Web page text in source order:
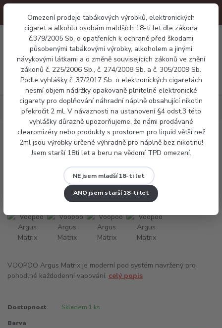
Omezení prodeje tabákových výrobků, elektronických
cigaret a alkohlu osobám maldších 18-ti let dle zákona
č.379/2005 Sb. o opatřeních k ochraně před škodami
působenými tabákovými výrobky, alkoholem a jinými
návykovými látkami a o změně souvisejících zákonů ve znění
zákonů č. 225/2006 Sb., č. 274/2008 Sb. a č. 305/2009 Sb.
Podle vyhlášky č. 37/2017 Sb. o elektronických cigaretách
nesmí objem nádržky opakovaně plnitelné elektronické
cigarety pro doplňování náhradní náplně obsahující nikotin
překročit 2 ml. V návaznosti na ustanovení §4 odst.3 této
vyhlášky důrazně upozorňujeme, že námi prodávané
clearomizéry nebo produkty s prostorem pro liquid větší než
2ml jsou výrobky určené výhradně pro náplně bez nikotinu!
Jsem starší 18ti let a beru na vědomí TPD omezení.
NE jsem mladší 18-ti let
ANO jsem starší 18-ti let
Menu
0 Kč
Elektronické cigarety Pod systémy Voopoo Argus Matrix
Voopoo Argus Matrix
VOOPOO Argus Matrix je moderní pod systém navržený pro
pohodlné každodenní vapování. celý popis
Dostupnost Skladem 1 ks
Barva